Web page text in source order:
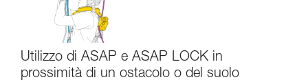
Utilizzo di ASAP e ASAP LOCK in
prossimità di un ostacolo o del suolo